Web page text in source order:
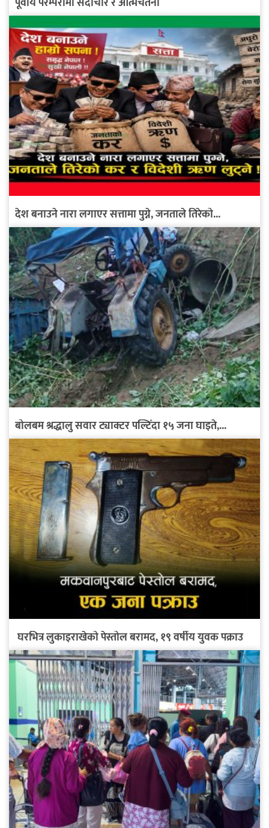
देश बनाउने नारा लगाएर सत्तामा पुग्ने, जनताले तिरेको...
बोलबम श्रद्धालु सवार ट्याक्टर पल्टिँदा १५ जना घाइते,...
घरभित्र लुकाइराखेको पेस्तोल बरामद, १९ वर्षीय युवक पक्राउ